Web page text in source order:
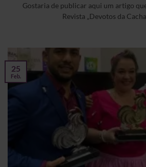
Gostaria de publicar aqui um artigo
Revista „Devotos da
25
Feb.